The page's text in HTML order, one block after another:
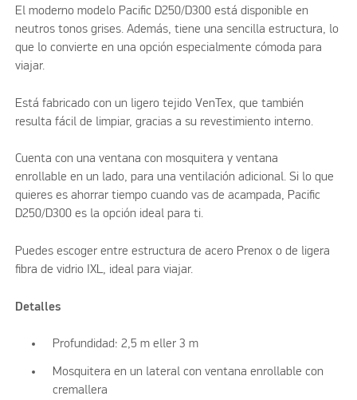
El moderno modelo Pacific D250/D300 está disponible en
neutros tonos grises. Además, tiene una sencilla estructura, lo
que lo convierte en una opción especialmente cómoda para
viajar.
Está fabricado con un ligero tejido VenTex, que también
resulta fácil de limpiar, gracias a su revestimiento interno.
Cuenta con una ventana con mosquitera y ventana
enrollable en un lado, para una ventilación adicional. Si lo que
quieres es ahorrar tiempo cuando vas de acampada, Pacific
D250/D300 es la opción ideal para ti.
Puedes escoger entre estructura de acero Prenox o de ligera
fibra de vidrio IXL, ideal para viajar.
Detalles
Profundidad: 2,5 m eller 3 m
Mosquitera en un lateral con ventana enrollable con
cremallera